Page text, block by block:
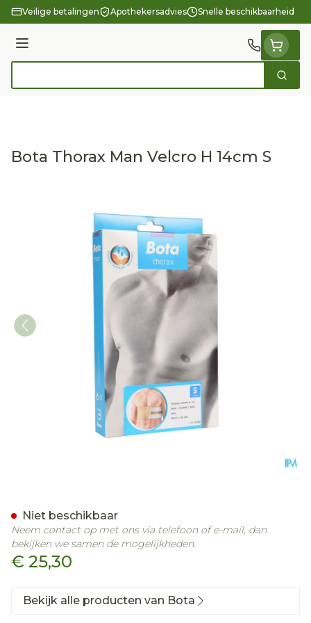
Ga naar de inhoud
Veilige betalingen Apothekersadvies Snelle beschikbaarheid
Menu
Zoek
Bota Thorax Man Velcro H 14cm S
€ 25,30
Niet beschikbaar
Neem contact op met ons via telefoon of e-mail, dan
bekijken we samen de mogelijkheden.
Bekijk alle producten van Bota